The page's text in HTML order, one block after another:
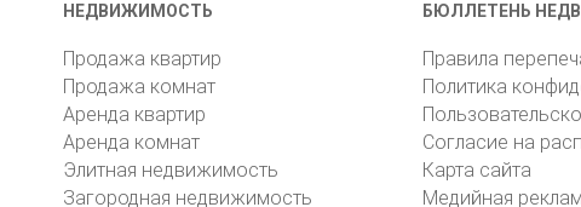
НЕДВИЖИМОСТЬ
Продажа квартир
Продажа комнат
Аренда квартир
Аренда комнат
Элитная недвижимость
Загородная недвижимость
БЮЛЛЕТЕНЬ
Правила
Политика
Согласие на
Карта сайта
Медийная